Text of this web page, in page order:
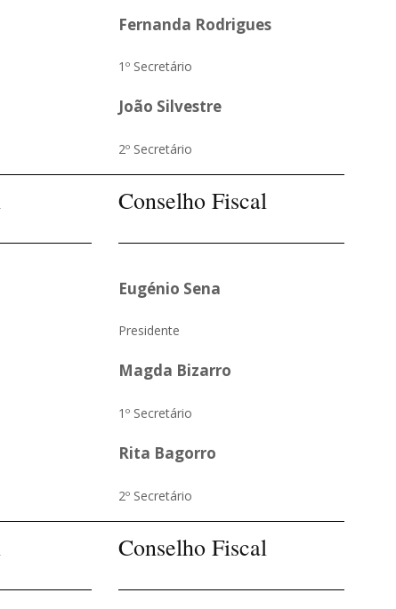
Fernanda Rodrigues
1º Secretário
João Silvestre
2º Secretário
Conselho Fiscal
Eugénio Sena
Presidente
Magda Bizarro
1º Secretário
Rita Bagorro
2º Secretário
Conselho Fiscal